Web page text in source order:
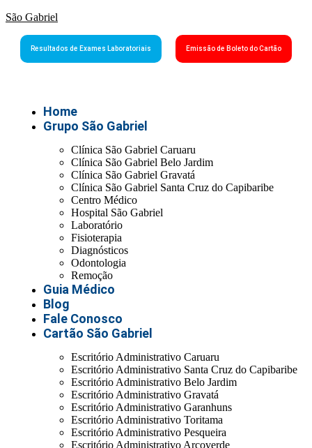
São Gabriel
Resultados de Exames Laboratoriais Emissão de Boleto do Cartão
Home
Grupo São Gabriel
Clínica São Gabriel Caruaru
Clínica São Gabriel Belo Jardim
Clínica São Gabriel Gravatá
Clínica São Gabriel Santa Cruz do Capibaribe
Centro Médico
Hospital São Gabriel
Laboratório
Fisioterapia
Diagnósticos
Odontologia
Remoção
Guia Médico
Blog
Fale Conosco
Cartão São Gabriel
Escritório Administrativo Caruaru
Escritório Administrativo Santa Cruz do Capibaribe
Escritório Administrativo Belo Jardim
Escritório Administrativo Gravatá
Escritório Administrativo Garanhuns
Escritório Administrativo Toritama
Escritório Administrativo Pesqueira
Escritório Administrativo Arcoverde